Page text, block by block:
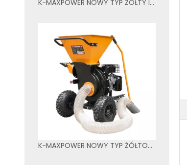
K-MAXPOWER NOWY TYP ŻÓŁTY I CZARNY KOLOR 150SH Zrębki
K-MAXPOWER NOWY TYP ŻÓŁTO-CZARNY KOLOR 533 RĘBAK DO DREWNA